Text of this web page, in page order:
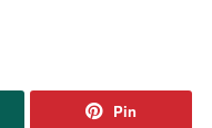
Pin